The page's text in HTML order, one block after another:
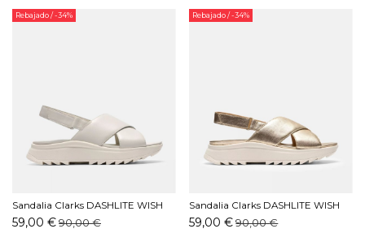
Rebajado/ -34%
Sandalia Clarks DASHLITE WISH
Blanco
59,00 €90,00 €
Rebajado/ -34%
Sandalia Clarks DASHLITE WISH
Oro
59,00 € 90,00 €